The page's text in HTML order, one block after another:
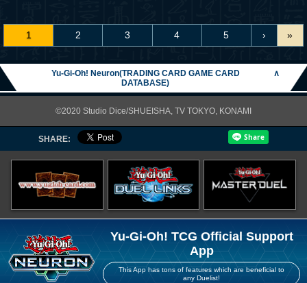
1 2 3 4 5 › »
Yu-Gi-Oh! Neuron(TRADING CARD GAME CARD
DATABASE)
∧
©2020 Studio Dice/SHUEISHA, TV TOKYO, KONAMI
SHARE:
Yu-Gi-Oh! TCG Official Support
App
This App has tons of features which are beneficial to
any Duelist!